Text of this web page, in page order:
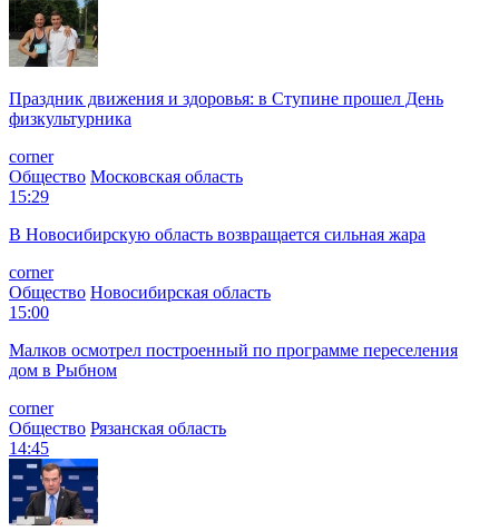
Праздник движения и здоровья: в Ступине прошел День
физкультурника
corner
Общество Московская область
15:29
В Новосибирскую область возвращается сильная жара
corner
Общество Новосибирская область
15:00
Малков осмотрел построенный по программе переселения
дом в Рыбном
corner
Общество Рязанская область
14:45